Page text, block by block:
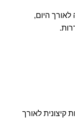
לאורך היום,
קיצונית לאורך